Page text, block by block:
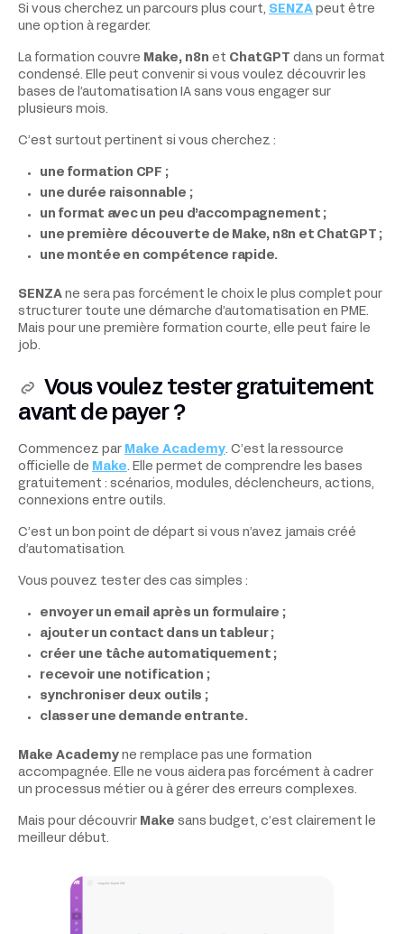
Si vous cherchez un parcours plus court, SENZA peut être
une option à regarder.
La formation couvre Make, n8n et ChatGPT dans un format
condensé. Elle peut convenir si vous voulez découvrir les
bases de l’automatisation IA sans vous engager sur
plusieurs mois.
C’est surtout pertinent si vous cherchez :
une formation CPF ;
une durée raisonnable ;
un format avec un peu d’accompagnement ;
une première découverte de Make, n8n et ChatGPT ;
une montée en compétence rapide.
SENZA ne sera pas forcément le choix le plus complet pour
structurer toute une démarche d’automatisation en PME.
Mais pour une première formation courte, elle peut faire le
job.
Vous voulez tester gratuitement
avant de payer ?
Commencez par Make Academy. C’est la ressource
officielle de Make. Elle permet de comprendre les bases
gratuitement : scénarios, modules, déclencheurs, actions,
connexions entre outils.
C’est un bon point de départ si vous n’avez jamais créé
d’automatisation.
Vous pouvez tester des cas simples :
envoyer un email après un formulaire ;
ajouter un contact dans un tableur ;
créer une tâche automatiquement ;
recevoir une notification ;
synchroniser deux outils ;
classer une demande entrante.
Make Academy ne remplace pas une formation
accompagnée. Elle ne vous aidera pas forcément à cadrer
un processus métier ou à gérer des erreurs complexes.
Mais pour découvrir Make sans budget, c’est clairement le
meilleur début.